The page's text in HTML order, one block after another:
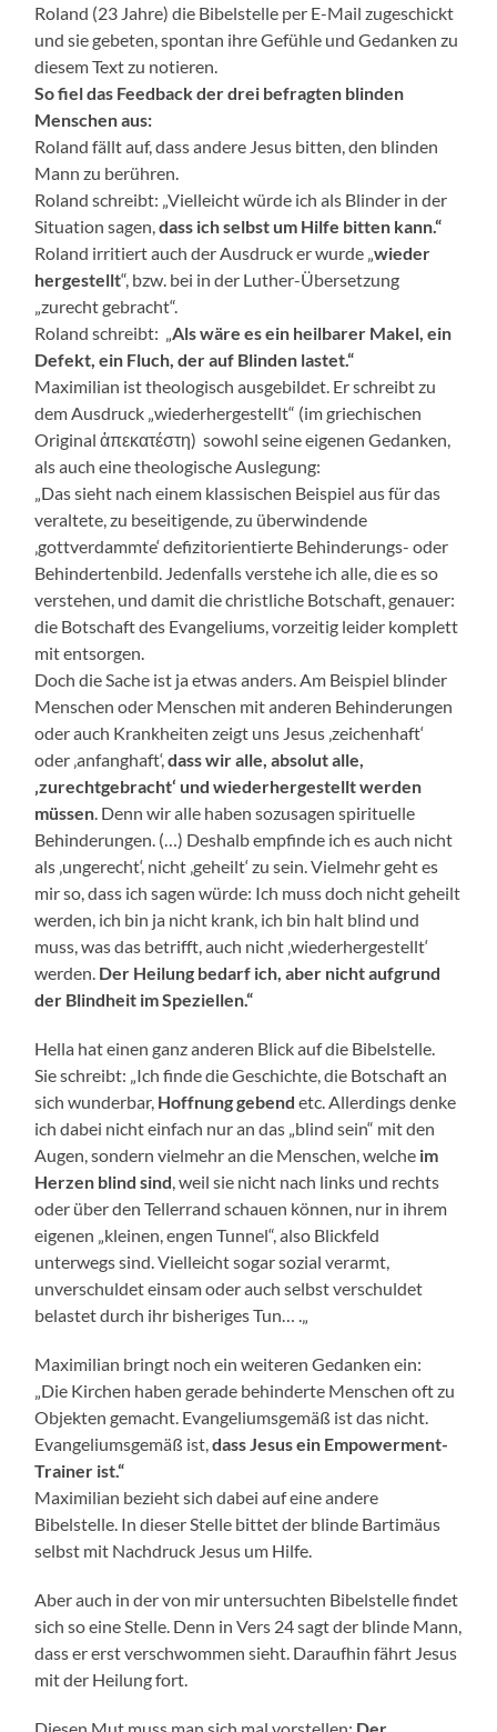
Roland (23 Jahre) die Bibelstelle per E-Mail zugeschickt
und sie gebeten, spontan ihre Gefühle und Gedanken zu
diesem Text zu notieren.
So fiel das Feedback der drei befragten blinden
Menschen aus:
Roland fällt auf, dass andere Jesus bitten, den blinden
Mann zu berühren.
Roland schreibt: „Vielleicht würde ich als Blinder in der
Situation sagen,dass ich selbst um Hilfe bitten kann.“
Roland irritiert auch der Ausdruck er wurde „wieder
hergestellt“, bzw. bei in der Luther-Übersetzung
„zurecht gebracht“.
Roland schreibt: „ Als wäre es ein heilbarer Makel, ein
Defekt, ein Fluch, der auf Blinden lastet.“
Maximilian ist theologisch ausgebildet. Er schreibt zu
dem Ausdruck „wiederhergestellt“ (im griechischen
Original ἀπεκατέστη) sowohl seine eigenen Gedanken,
als auch eine theologische Auslegung:
„Das sieht nach einem klassischen Beispiel aus für das
veraltete, zu beseitigende, zu überwindende
‚gottverdammte‘ defizitorientierte Behinderungs- oder
Behindertenbild. Jedenfalls verstehe ich alle, die es so
verstehen, und damit die christliche Botschaft, genauer:
die Botschaft des Evangeliums, vorzeitig leider komplett
mit entsorgen.
Doch die Sache ist ja etwas anders. Am Beispiel blinder
Menschen oder Menschen mit anderen Behinderungen
oder auch Krankheiten zeigt uns Jesus ‚zeichenhaft‘
oder ‚anfanghaft‘,dass wir alle, absolut alle,
‚zurechtgebracht‘ und wiederhergestellt werden
müssen . Denn wir alle haben sozusagen spirituelle
Behinderungen. (…) Deshalb empfinde ich es auch nicht
als ‚ungerecht‘, nicht ‚geheilt‘ zu sein. Vielmehr geht es
mir so, dass ich sagen würde: Ich muss doch nicht geheilt
werden, ich bin ja nicht krank, ich bin halt blind und
muss, was das betrifft, auch nicht ‚wiederhergestellt‘
werden. Der Heilung bedarf ich, aber nicht aufgrund
der Blindheit im Speziellen.“
Hella hat einen ganz anderen Blick auf die Bibelstelle.
Sie schreibt: „Ich finde die Geschichte, die Botschaft an
sich wunderbar, Hoffnung gebend etc. Allerdings denke
ich dabei nicht einfach nur an das „blind sein“ mit den
Augen, sondern vielmehr an die Menschen, welche im
Herzen blind sind , weil sie nicht nach links und rechts
oder über den Tellerrand schauen können, nur in ihrem
eigenen „kleinen, engen Tunnel“, also Blickfeld
unterwegs sind. Vielleicht sogar sozial verarmt,
unverschuldet einsam oder auch selbst verschuldet
belastet durch ihr bisheriges Tun… .„
Maximilian bringt noch ein weiteren Gedanken ein:
„Die Kirchen haben gerade behinderte Menschen oft zu
Objekten gemacht. Evangeliumsgemäß ist das nicht.
Evangeliumsgemäß ist, dass Jesus ein Empowerment-
Trainer ist.“
Maximilian bezieht sich dabei auf eine andere
Bibelstelle. In dieser Stelle bittet der blinde Bartimäus
selbst mit Nachdruck Jesus um Hilfe.
Aber auch in der von mir untersuchten Bibelstelle findet
sich so eine Stelle. Denn in Vers 24 sagt der blinde Mann,
dass er erst verschwommen sieht. Daraufhin fährt Jesus
mit der Heilung fort.